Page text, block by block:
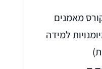
מאמנים
למידה